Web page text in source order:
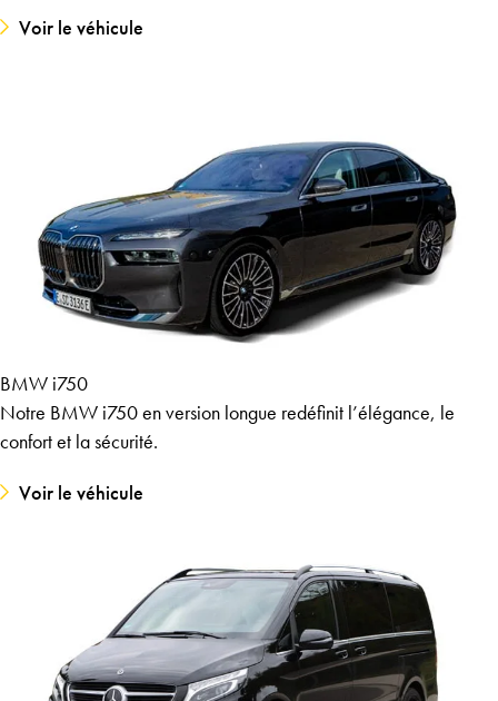
Voir le véhicule
BMW i750
Notre BMW i750 en version longue redéfinit l’élégance, le
confort et la sécurité.
Voir le véhicule